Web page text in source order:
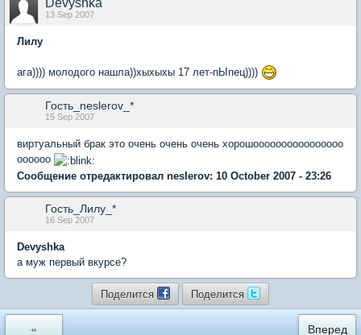
13 Sep 2007
Лилу
ага)))) молодого нашла))хыхыхы 17 лет-пЫпец))))
Гость_neslerov_*
15 Sep 2007
виртуальный брак это очень очень очень хорошоооооооооооооооо
оооооо
Сообщение отредактировал neslerov: 10 October 2007 - 23:26
Гость_Лилу_*
16 Sep 2007
Devyshka
а муж первый вкурсе?
Поделится Поделится
«
Вперед